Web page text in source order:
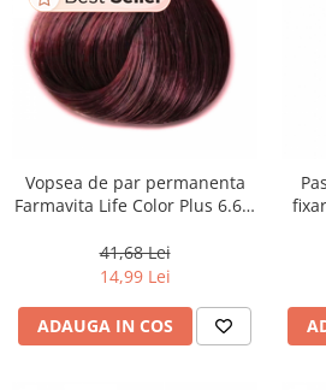
Vopsea de par permanenta
Farmavita Life Color Plus 6.62,
ml
41,68 Lei
14,99 Lei
ADAUGA IN COS